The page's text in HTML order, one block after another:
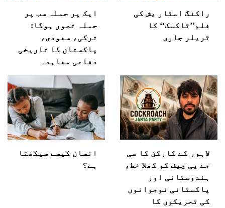
راکنگ اسٹار یش کی
فلم’’ٹاکسک‘‘ کا
ٹریلر جاری
ایک پر حملہ سب پر
حملہ تصور ہوگا:
ترکی، سعودی،
پاکستان کا تاریخی
دفاعی معاہدہ
لاہور کے کارکن کا سی
جے پی چیف کو کھلا خط،
ہندوستانی اور
پاکستانی نوجوانوں
کی تحریکوں کا
انسان کیسے سیکھتا
ہے؟